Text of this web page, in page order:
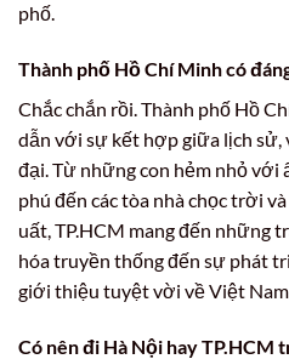
phố.
Thành phố Hồ Chí Minh có
Chắc chắn rồi. Thành phố Hồ
dẫn với sự kết hợp giữa lịch sử,
đại. Từ những con hẻm nhỏ
phú đến các tòa nhà chọc trời
uất, TP.HCM mang đến những
hóa truyền thống đến sự phát
giới thiệu tuyệt vời về Việt Nam.
Có nên đi Hà Nội hay TP.HCM